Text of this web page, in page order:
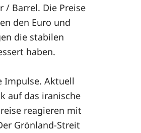
/ Barrel. Die Preise
den Euro und
die stabilen
haben.
Impulse. Aktuell
auf das iranische
reagieren mit
Grönland-Streit